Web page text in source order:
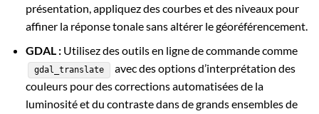
présentation, appliquez des courbes et des niveaux pour
affiner la réponse tonale sans altérer le géoréférencement.
GDAL :Utilisez des outils en ligne de commande comme
gdal_translate
avec des options d’interprétation des
couleurs pour des corrections automatisées de la
luminosité et du contraste dans de grands ensembles de